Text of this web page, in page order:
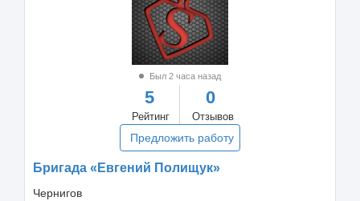
Был 2 часа назад
5
Рейтинг
0
Отзывов
Предложить работу
Бригада «Евгений Полищук»
Чернигов